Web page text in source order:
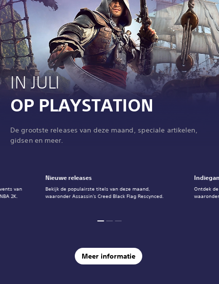
IN JULI
OP PLAYSTATION
De grootste releases van deze maand, speciale artikelen,
gidsen en meer.
Nieuwe releases
Bekijk de populairste titels van deze maand,
waaronder Assassin's Creed Black Flag Rescynced.
Ontdek
van
2K.
Meer informatie